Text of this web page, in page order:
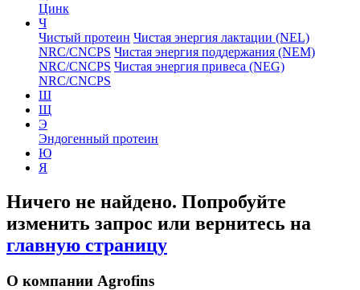
Цинк
Ч
Чистый протеин Чистая энергия лактации (NEL)
NRC/CNCPS Чистая энергия поддержания (NEM)
NRC/CNCPS Чистая энергия привеса (NEG)
NRC/CNCPS
Ш
Щ
Э
Эндогенный протеин
Ю
Я
Ничего не найдено. Попробуйте
изменить запрос или вернитесь на
главную страницу
О компании Agrofins